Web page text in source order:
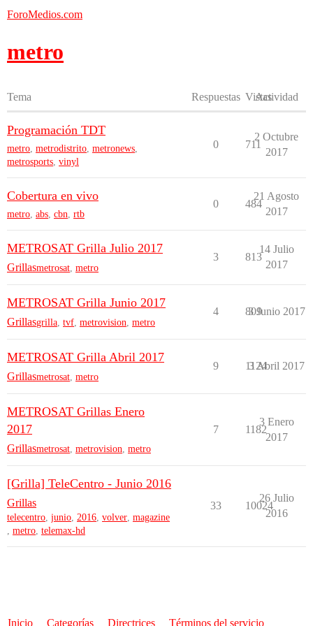
ForoMedios.com
metro
Tema Respuestas Vistas
Actividad
Programación TDT
metro, metrodistrito, metronews,
metrosports, vinyl
0 711
2 Octubre
2017
Cobertura en vivo
metro, abs, cbn, rtb
0 484
21 Agosto
2017
METROSAT Grilla Julio 2017
Grillasmetrosat metro
3 813
14 Julio
2017
METROSAT Grilla Junio 2017
Grillasgrilla tvf metrovision metro
4 809
3 Junio 2017
METROSAT Grilla Abril 2017
Grillasmetrosat metro
9 1124
3 Abril 2017
METROSAT Grillas Enero
2017
Grillasmetrosat metrovision metro
7 1182
3 Enero
2017
[Grilla] TeleCentro - Junio 2016
Grillas
telecentro, junio, 2016, volver, magazine
, metro, telemax-hd
33 10024
26 Julio
2016
Inicio Categorías Directrices Términos del servicio